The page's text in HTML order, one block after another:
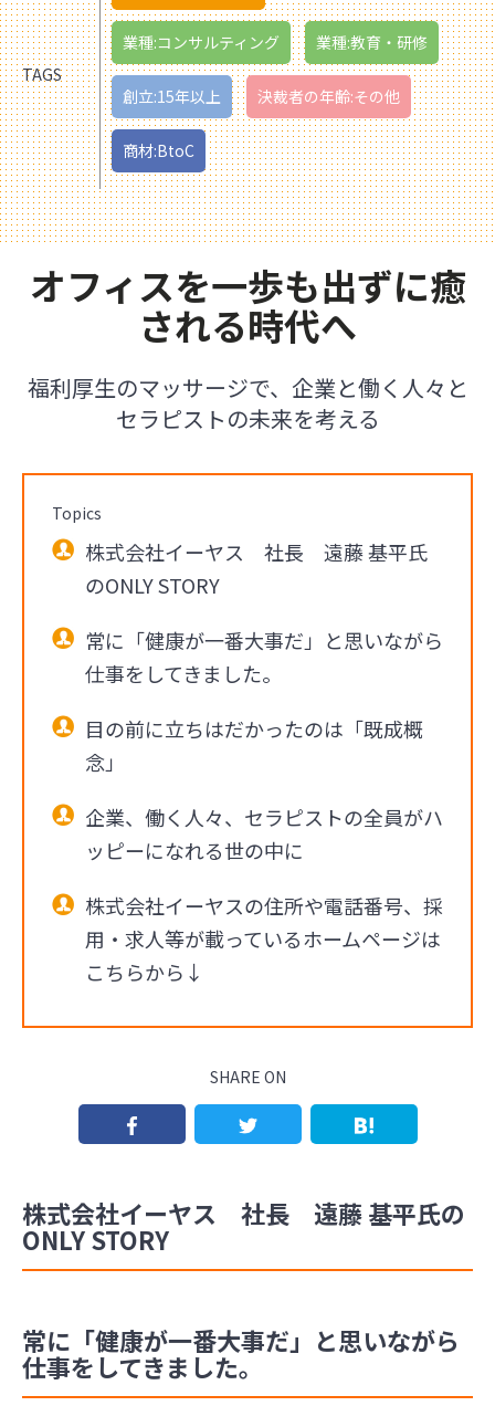
TAGS
業種:コンサルティング 業種:教育・研修
創立:15年以上 決裁者の年齢:その他
商材:BtoC
オフィスを一歩も出ずに癒
される時代へ
福利厚生のマッサージで、企業と働く人々と
セラピストの未来を考える
Topics
株式会社イーヤス 社長 遠藤 基平氏
のONLY STORY
常に「健康が一番大事だ」と思いながら
仕事をしてきました。
目の前に立ちはだかったのは「既成概
念」
企業、働く人々、セラピストの全員がハ
ッピーになれる世の中に
株式会社イーヤスの住所や電話番号、採
用・求人等が載っているホームページは
こちらから↓
SHARE ON
株式会社イーヤス 社長 遠藤 基平氏の
ONLY STORY
常に「健康が一番大事だ」と思いながら
仕事をしてきました。